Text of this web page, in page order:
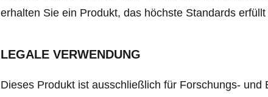
erhalten Sie ein Produkt, das höchste Standards
LEGALE VERWENDUNG
Dieses Produkt ist ausschließlich für Forschungs-